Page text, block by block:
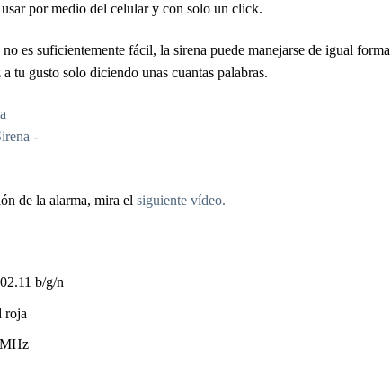
por medio del celular y con solo un click.
es suficientemente fácil, la sirena puede manejarse de igual
tu gusto solo diciendo unas cuantas palabras.
de la alarma, mira el siguiente vídeo.
b/g/n
roja